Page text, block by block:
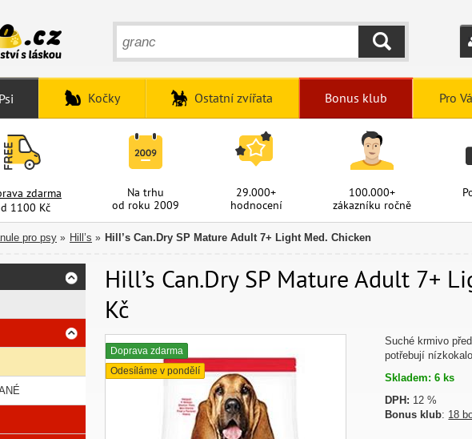
HLEDAT
Psi Kočky Ostatní zvířata Bonus klub Pro
zdarma
1100 Kč
Na trhu
od roku 2009
29.000+
hodnocení
100.000+
zákazníku ročně
pro psy » Hill’s » Hill’s Can.Dry SP Mature Adult 7+ Light Med. Chicken
Hill’s Can.Dry SP Mature Adult 7+
Kč
Doprava zdarma
Odesíláme v pondělí
Suché krmivo
potřebují
Skladem: 6 ks
DPH: 12 %
Bonus klub: 18